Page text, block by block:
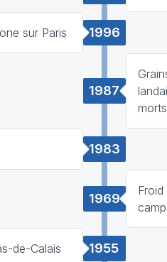
1996
sur Paris
1987
1983
1969
1955
de-Calais